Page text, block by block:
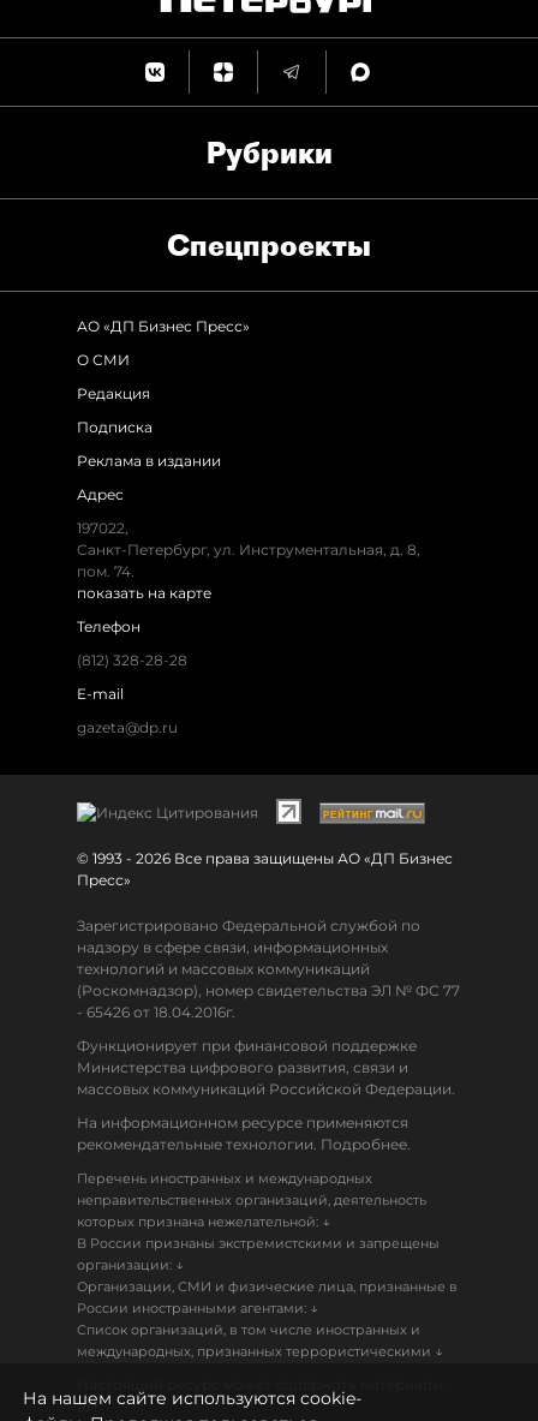
Рубрики
Спец­проекты
АО «ДП Бизнес Пресс»
О СМИ
Редакция
Подписка
Реклама в издании
Адрес
197022,
Санкт-Петербург, ул. Инструментальная, д. 8,
пом. 74.
показать на карте
Телефон
(812) 328-28-28
E-mail
gazeta@dp.ru
© 1993 - 2026 Все права защищены АО «ДП Бизнес
Пресс»
Зарегистрировано Федеральной службой по
надзору в сфере связи, информационных
технологий и массовых коммуникаций
(Роскомнадзор), номер свидетельства ЭЛ № ФС 77
- 65426 от 18.04.2016г.
Функционирует при финансовой поддержке
Министерства цифрового развития, связи и
массовых коммуникаций Российской Федерации.
На информационном ресурсе применяются
рекомендательные технологии. Подробнее.
Перечень иностранных и международных
неправительственных организаций, деятельность
которых признана нежелательной: ↓
В России признаны экстремистскими и запрещены
организации: ↓
Организации, СМИ и физические лица, признанные в
России иностранными агентами: ↓
Список организаций, в том числе иностранных и
международных, признанных террористическими ↓
18+
На нашем сайте используются cookie-